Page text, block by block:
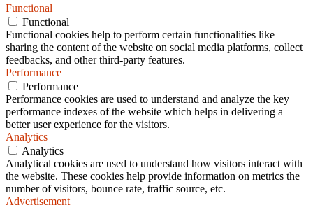
Functional
Functional
Functional cookies help to perform certain functionalities like
sharing the content of the website on social media platforms, collect
feedbacks, and other third-party features.
Performance
Performance
Performance cookies are used to understand and analyze the key
performance indexes of the website which helps in delivering a
better user experience for the visitors.
Analytics
Analytics
Analytical cookies are used to understand how visitors interact with
the website. These cookies help provide information on metrics the
number of visitors, bounce rate, traffic source, etc.
Advertisement